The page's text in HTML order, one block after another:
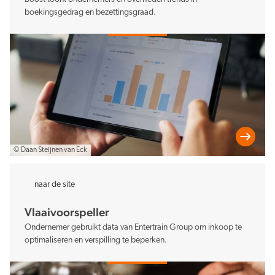
© Daan Steijnen van Eck
boekingsgedrag en bezettingsgraad.
naar de site
Vlaaivoorspeller
Ondernemer gebruikt data van Entertrain Group om inkoop te
optimaliseren en verspilling te beperken.